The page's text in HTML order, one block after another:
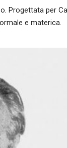
Progettata per
e materica.